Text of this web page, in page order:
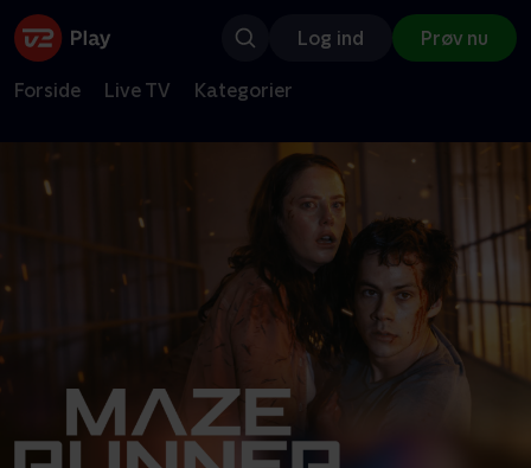
Log ind Prøv nu
Forside Live TV Kategorier